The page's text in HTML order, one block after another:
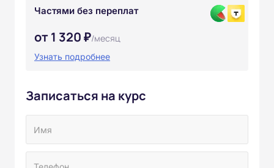
Частями без переплат
от 1 320 ₽/месяц
Узнать подробнее
Записаться на курс